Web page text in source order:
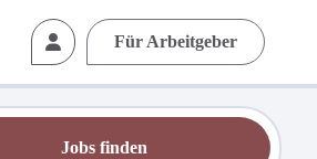
Für Arbeitgeber
Jobs finden